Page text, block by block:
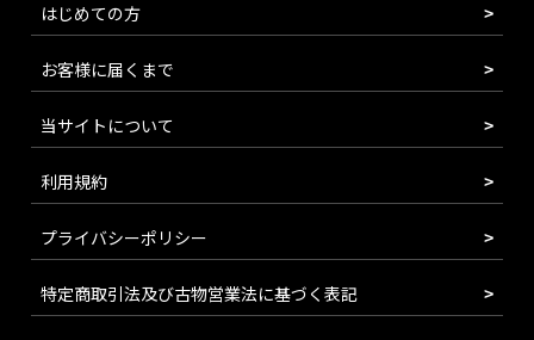
はじめての方
お客様に届くまで
当サイトについて
利用規約
プライバシーポリシー
特定商取引法及び古物営業法に基づく表記